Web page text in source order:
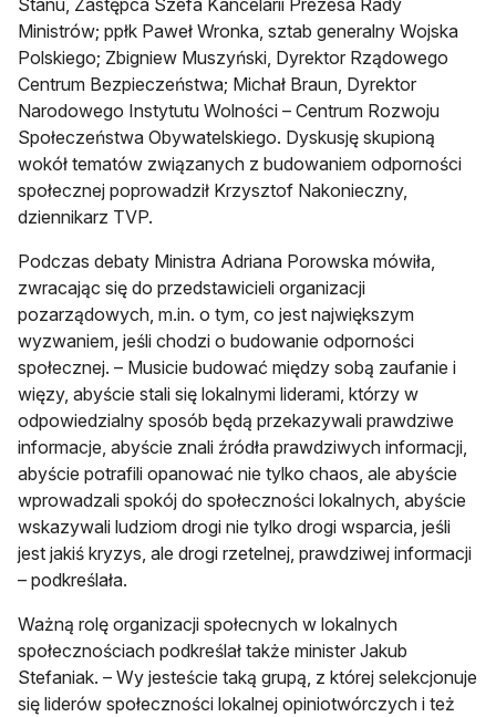
Stanu, Zastępca Szefa Kancelarii Prezesa Rady
Ministrów; ppłk Paweł Wronka, sztab generalny Wojska
Polskiego; Zbigniew Muszyński, Dyrektor Rządowego
Centrum Bezpieczeństwa; Michał Braun, Dyrektor
Narodowego Instytutu Wolności – Centrum Rozwoju
Społeczeństwa Obywatelskiego. Dyskusję skupioną
wokół tematów związanych z budowaniem odporności
społecznej poprowadził Krzysztof Nakonieczny,
dziennikarz TVP.
Podczas debaty Ministra Adriana Porowska mówiła,
zwracając się do przedstawicieli organizacji
pozarządowych, m.in. o tym, co jest największym
wyzwaniem, jeśli chodzi o budowanie odporności
społecznej. – Musicie budować między sobą zaufanie i
więzy, abyście stali się lokalnymi liderami, którzy w
odpowiedzialny sposób będą przekazywali prawdziwe
informacje, abyście znali źródła prawdziwych informacji,
abyście potrafili opanować nie tylko chaos, ale abyście
wprowadzali spokój do społeczności lokalnych, abyście
wskazywali ludziom drogi nie tylko drogi wsparcia, jeśli
jest jakiś kryzys, ale drogi rzetelnej, prawdziwej informacji
– podkreślała.
Ważną rolę organizacji społecnych w lokalnych
społecznościach podkreślał także minister Jakub
Stefaniak. – Wy jesteście taką grupą, z której selekcjonuje
się liderów społeczności lokalnej opiniotwórczych i też